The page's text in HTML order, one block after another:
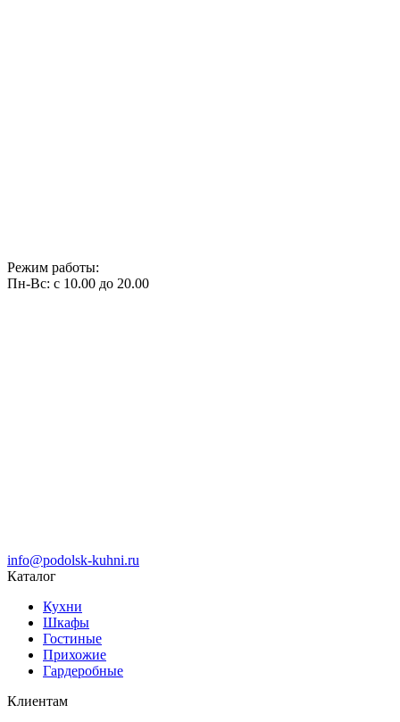
Режим работы:
Пн-Вс: с 10.00 до 20.00
info@podolsk-kuhni.ru
Каталог
Кухни
Шкафы
Гостиные
Прихожие
Гардеробные
Клиентам